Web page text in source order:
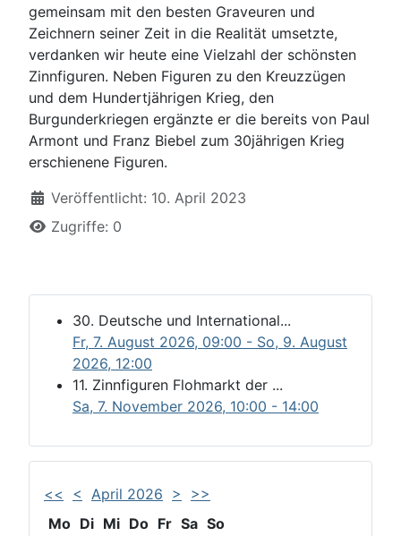
gemeinsam mit den besten Graveuren und
Zeichnern seiner Zeit in die Realität umsetzte,
verdanken wir heute eine Vielzahl der schönsten
Zinnfiguren. Neben Figuren zu den Kreuzzügen
und dem Hundertjährigen Krieg, den
Burgunderkriegen ergänzte er die bereits von Paul
Armont und Franz Biebel zum 30jährigen Krieg
erschienene Figuren.
Details
Veröffentlicht: 10. April 2023
Zugriffe: 0
30. Deutsche und International...
Fr, 7. August 2026, 09:00 - So, 9. August
2026, 12:00
11. Zinnfiguren Flohmarkt der ...
Sa, 7. November 2026, 10:00 - 14:00
<< < April 2026 >
>>
Mo Di Mi Do Fr Sa So